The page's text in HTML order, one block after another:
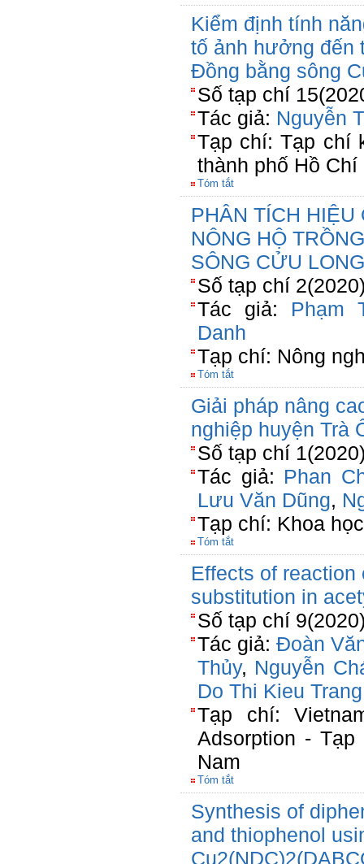
Kiểm định tính
tố ảnh hưởng đến
Đồng bằng sông
Số tạp chí
Tác giả: Nguyễn
Tạp chí: Tạp chí
thành phố Hồ Chí
Tóm tắt
PHÂN TÍCH HIỆU
NÔNG HỘ
SÔNG CỬU LONG
Số tạp chí
Tác giả: Phạm
Danh
Tạp chí: Nông
Tóm tắt
Giải pháp nâng
nghiệp huyện Trà
Số tạp chí
Tác giả: Phan
Lưu Văn Dũng,
Tạp chí: Khoa
Tóm tắt
Effects of
substitution in
Số tạp chí
Tác giả:Đoàn
Thủy, Nguyễn
Do Thi Kieu Trang
Tạp chí:
Adsorption -
Nam
Tóm tắt
Synthesis of
and thiophenol